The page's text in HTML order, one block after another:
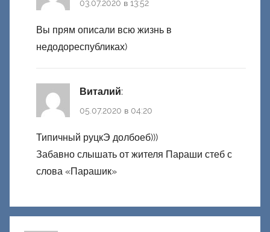
03.07.2020 в 13:52
Вы прям описали всю жизнь в
недодореспубликах)
Виталий:
05.07.2020 в 04:20
Типичный руцкЭ долбоеб)))
Забавно слышать от жителя Параши стеб с
слова «Парашик»